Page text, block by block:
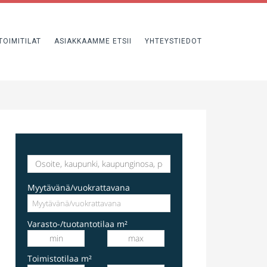
ASIAKKAAMME ETSII YHTEYSTIEDOT
Myytävänä/vuokrattavana
Varasto-/tuotantotilaa m²
Toimistotilaa m²
Hakkilankaari 1, Vantaa, Suomi, Hakkila